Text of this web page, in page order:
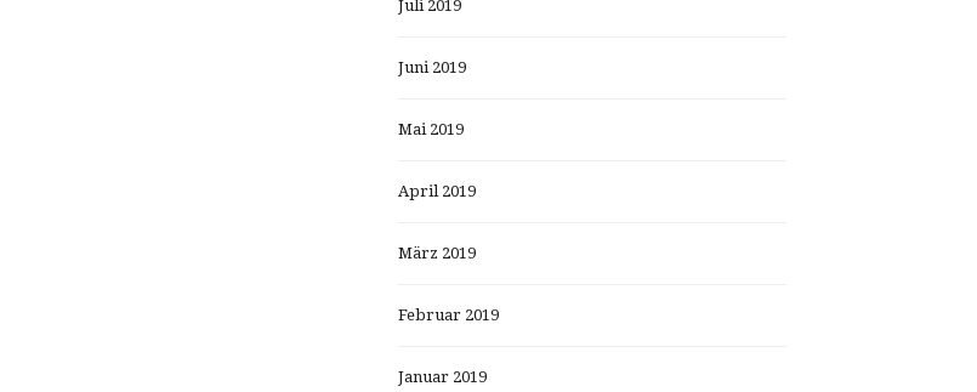
Juli 2019
Juni 2019
Mai 2019
April 2019
März 2019
Februar 2019
Januar 2019